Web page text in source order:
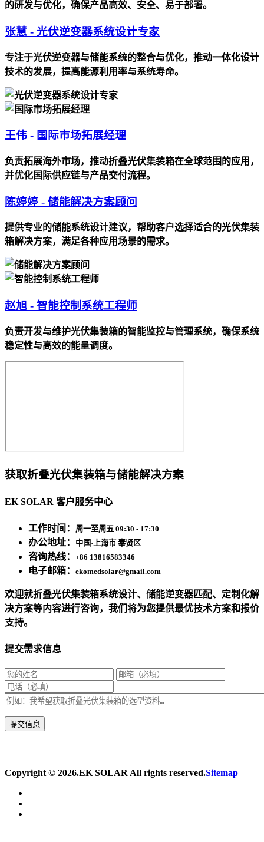
的研发与优化，确保产品高效、安全、易于部署。
张慧 - 光伏逆变器系统设计专家
专注于光伏逆变器与储能系统的整合与优化，推动一体化设计
技术的发展，提高能源利用率与系统寿命。
王伟 - 国际市场拓展经理
负责拓展海外市场，推动折叠光伏集装箱在全球范围的应用，
并优化国际供应链与产品交付流程。
陈婷婷 - 储能解决方案顾问
提供专业的储能系统设计建议，帮助客户选择适合的光伏集装
箱解决方案，满足各种应用场景的需求。
赵旭 - 智能控制系统工程师
负责开发与维护光伏集装箱的智能监控与管理系统，确保系统
稳定性与高效的能量调度。
获取折叠光伏集装箱与储能解决方案
EK SOLAR 客户服务中心
工作时间： 周一至周五 09:30 - 17:30
办公地址： 中国·上海市 奉贤区
咨询热线： +86 13816583346
电子邮箱： ekomedsolar@gmail.com
欢迎就折叠光伏集装箱系统设计、储能逆变器匹配、定制化解
决方案等内容进行咨询，我们将为您提供最优技术方案和报价
支持。
提交需求信息
Copyright © 2026.EK SOLAR All rights reserved.Sitemap